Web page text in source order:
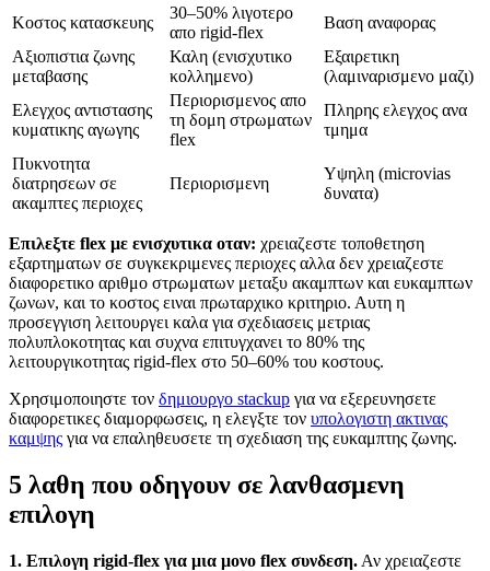
Κοστος κατασκευης
30–50% λιγοτερο
απο rigid-flex
Βαση αναφορας
Αξιοπιστια ζωνης
μεταβασης
Καλη (ενισχυτικο
κολλημενο)
Εξαιρετικη
(λαμιναρισμενο μαζι)
Ελεγχος αντιστασης
κυματικης αγωγης
Περιορισμενος απο
τη δομη στρωματων
flex
Πληρης ελεγχος ανα
τμημα
Πυκνοτητα
διατρησεων σε
ακαμπτες περιοχες
Περιορισμενη
Υψηλη (microvias
δυνατα)
Επιλεξτε flex με ενισχυτικα οταν: χρειαζεστε τοποθετηση
εξαρτηματων σε συγκεκριμενες περιοχες αλλα δεν χρειαζεστε
διαφορετικο αριθμο στρωματων μεταξυ ακαμπτων και ευκαμπτων
ζωνων, και το κοστος ειναι πρωταρχικο κριτηριο. Αυτη η
προσεγγιση λειτουργει καλα για σχεδιασεις μετριας
πολυπλοκοτητας και συχνα επιτυγχανει το 80% της
λειτουργικοτητας rigid-flex στο 50–60% του κοστους.
Χρησιμοποιηστε τον δημιουργο stackup για να εξερευνησετε
διαφορετικες διαμορφωσεις, η ελεγξτε τον υπολογιστη ακτινας
καμψης για να επαληθευσετε τη σχεδιαση της ευκαμπτης ζωνης.
5 λαθη που οδηγουν σε λανθασμενη
επιλογη
1. Επιλογη rigid-flex για μια μονο flex συνδεση. Αν χρειαζεστε